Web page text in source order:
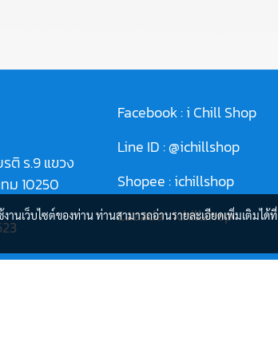
ติ ร.9 แขวง
ม 10250
Facebook :i Chill Shop
Line ID :@ichillshop
Shopee :ichillshop
Lazada :ichillshop
นเว็บไซต์ของท่าน ท่านสามารถอ่านรายละเอียดเพิ่มเติมได้ที่